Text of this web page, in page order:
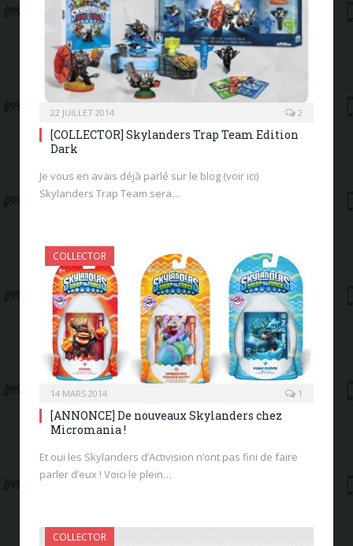
22 JUILLET 2014 2
[COLLECTOR] Skylanders Trap Team Edition
Dark
Je vous en avais déjà parlé sur le blog (voir ici)
Skylanders Trap Team sera…
COLLECTOR
14 MARS 2014 1
[ANNONCE] De nouveaux Skylanders chez
Micromania !
Et oui les Skylanders d’Activision n’ont pas fini de faire
parler d’eux ! Voici le plein…
COLLECTOR